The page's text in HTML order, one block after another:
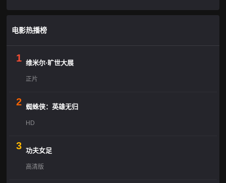
电影热播榜
1 维米尔·旷世大展
正片
2 蜘蛛侠：英雄无归
HD
3 功夫女足
高清版